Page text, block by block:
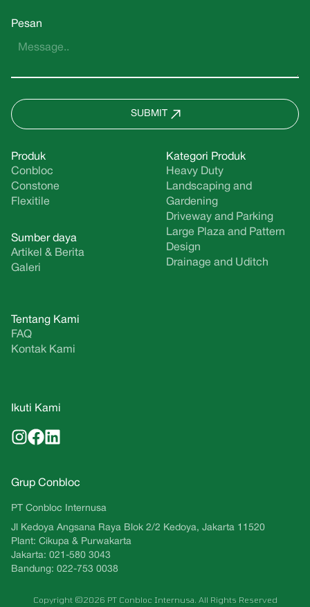
Pesan
SUBMIT
Produk
Conbloc
Constone
Flexitile
Tentang Kami
FAQ
Kontak Kami
Kategori Produk
Heavy Duty
Landscaping and
Gardening
Driveway and Parking
Large Plaza and Pattern
Design
Drainage and Uditch
Sumber daya
Artikel & Berita
Galeri
Ikuti Kami
Grup Conbloc
PT Conbloc Internusa
Jl Kedoya Angsana Raya Blok 2/2 Kedoya, Jakarta 11520
Plant: Cikupa & Purwakarta
Jakarta: 021-580 3043
Bandung: 022-753 0038
Copyright ©2026 PT Conbloc Internusa. All Rights Reserved